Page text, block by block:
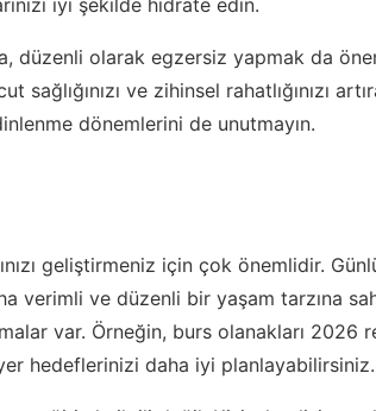
düzenli olarak egzersiz yapmak da
ve zihinsel rahatlığınızı
dönemlerini de unutmayın.
geliştirmeniz için çok önemlidir.
verimli ve düzenli bir yaşam tarzına
var. Örneğin, burs olanakları 2026
hedeflerinizi daha iyi planlayabilirsiniz.